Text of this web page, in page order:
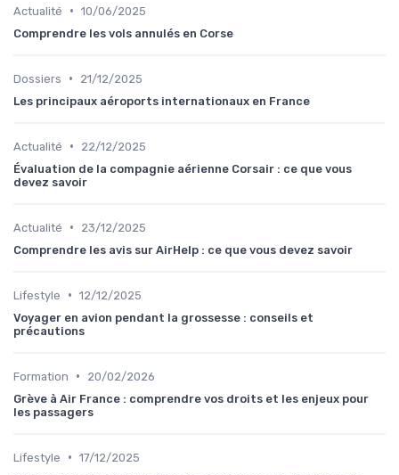
Actualité • 10/06/2025
Comprendre les vols annulés en Corse
Dossiers •
21/12/2025
Les principaux aéroports internationaux en France
Actualité •
22/12/2025
Évaluation de la compagnie aérienne Corsair : ce que vous
devez savoir
Actualité •
23/12/2025
Comprendre les avis sur AirHelp : ce que vous devez savoir
Lifestyle • 12/12/2025
Voyager en avion pendant la grossesse : conseils et
précautions
Formation •
20/02/2026
Grève à Air France : comprendre vos droits et les enjeux pour
les passagers
Lifestyle • 17/12/2025